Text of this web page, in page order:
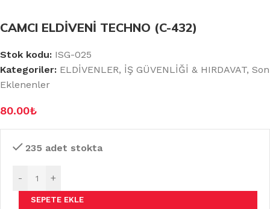
CAMCI ELDİVENİ TECHNO (C-432)
Stok kodu: ISG-025
Kategoriler: ELDİVENLER, İŞ GÜVENLİĞİ & HIRDAVAT, Son
Eklenenler
80.00₺
235 adet stokta
- +
SEPETE EKLE